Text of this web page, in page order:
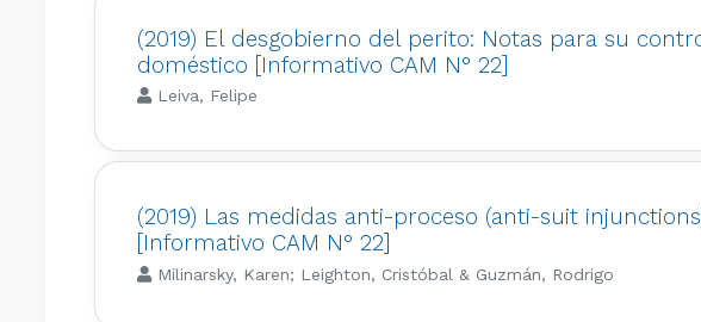
(2019) El desgobierno del perito: Notas para su
doméstico [Informativo CAM N° 22]
Leiva, Felipe
(2019) Las medidas anti-proceso (anti-suit
[Informativo CAM N° 22]
Milinarsky, Karen; Leighton, Cristóbal & Guzmán, Rodrigo